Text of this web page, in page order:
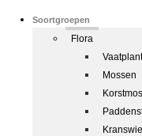
Soortgroepen
Flora
Mossen